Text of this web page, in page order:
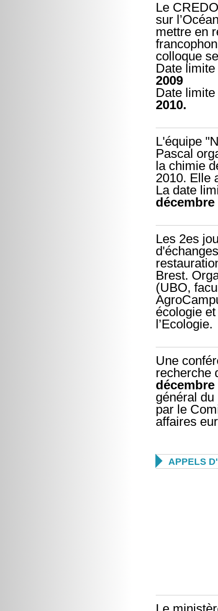
Le
sur
mettre en
colloque
Date
2009
Date
2010.
L'équipe
Pascal
la chimie
2010. Elle
La date
décembre
Les 2es
Brest.
(UBO,
écologie
l’Ecologie.
Une
recherche
général
par le
affaires
 APPELS